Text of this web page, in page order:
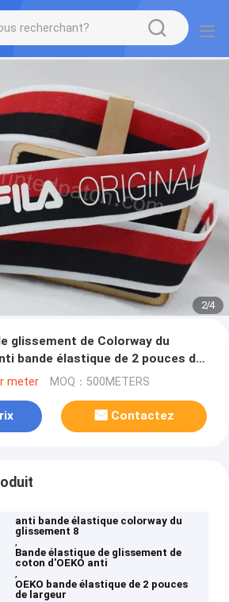
2/4
glissement de Colorway du
bande élastique de 2 pouces de
meter MOQ：500METERS
Contactez
anti bande élastique colorway du
glissement 8
,
Bande élastique de glissement de
coton d'OEKO anti
,
OEKO bande élastique de 2 pouces
de largeur